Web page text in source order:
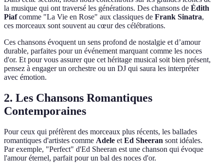
la musique qui ont traversé les générations. Des chansons de Édith
Piafcomme "La Vie en Rose" aux classiques de Frank Sinatra,
ces morceaux sont souvent au cœur des célébrations.
Ces chansons évoquent un sens profond de nostalgie et d’amour
durable, parfaites pour un événement marquant comme les noces
d'or. Et pour vous assurer que cet héritage musical soit bien présent,
pensez à engager un orchestre ou un DJ qui saura les interpréter
avec émotion.
2. Les Chansons Romantiques
Contemporaines
Pour ceux qui préfèrent des morceaux plus récents, les ballades
romantiques d'artistes comme Adele et Ed Sheeran sont idéales.
Par exemple, "Perfect" d'Ed Sheeran est une chanson qui évoque
l'amour éternel, parfait pour un bal des noces d'or.